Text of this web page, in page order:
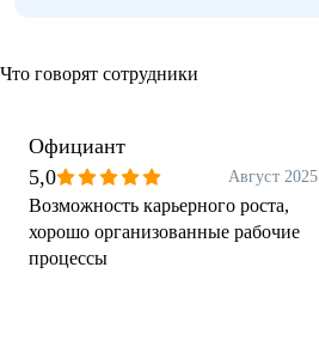
Что говорят сотрудники
Официант
5,0
Август 2025
Возможность карьерного роста,
хорошо организованные рабочие
процессы